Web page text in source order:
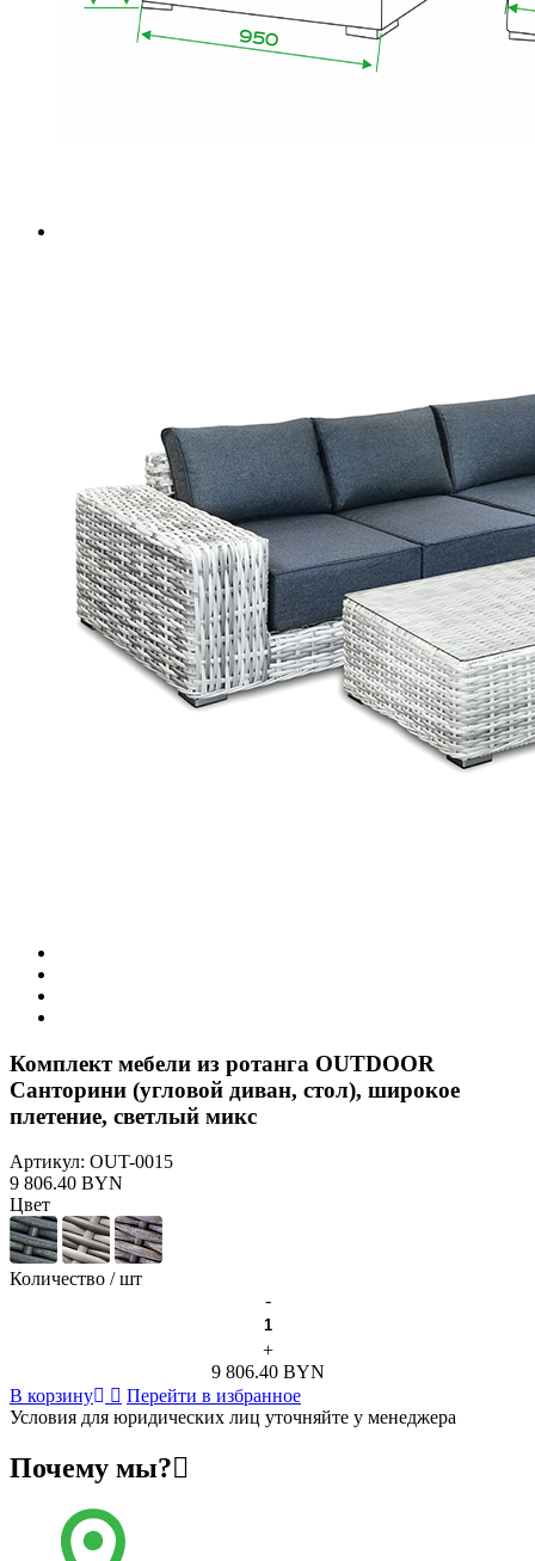
Комплект мебели из ротанга OUTDOOR
Санторини (угловой диван, стол), широкое
плетение, светлый микс
Артикул: OUT-0015
9 806.40 BYN
Цвет
Количество / шт
-
+
9 806.40 BYN
В корзину
Перейти в избранное
Условия для юридических лиц уточняйте у менеджера
Почему мы?